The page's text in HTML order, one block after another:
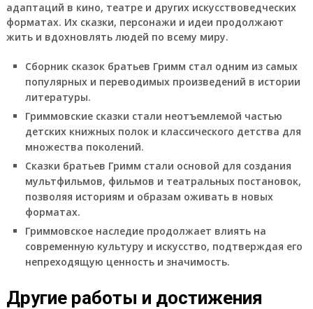
адаптаций в кино, театре и других искусствоведческих
форматах. Их сказки, персонажи и идеи продолжают
жить и вдохновлять людей по всему миру.
Сборник сказок братьев Гримм стал одним из самых
популярных и переводимых произведений в истории
литературы.
Гриммовские сказки стали неотъемлемой частью
детских книжных полок и классического детства для
множества поколений.
Сказки братьев Гримм стали основой для создания
мультфильмов, фильмов и театральных постановок,
позволяя историям и образам оживать в новых
форматах.
Гриммовское наследие продолжает влиять на
современную культуру и искусство, подтверждая его
непреходящую ценность и значимость.
Другие работы и достижения